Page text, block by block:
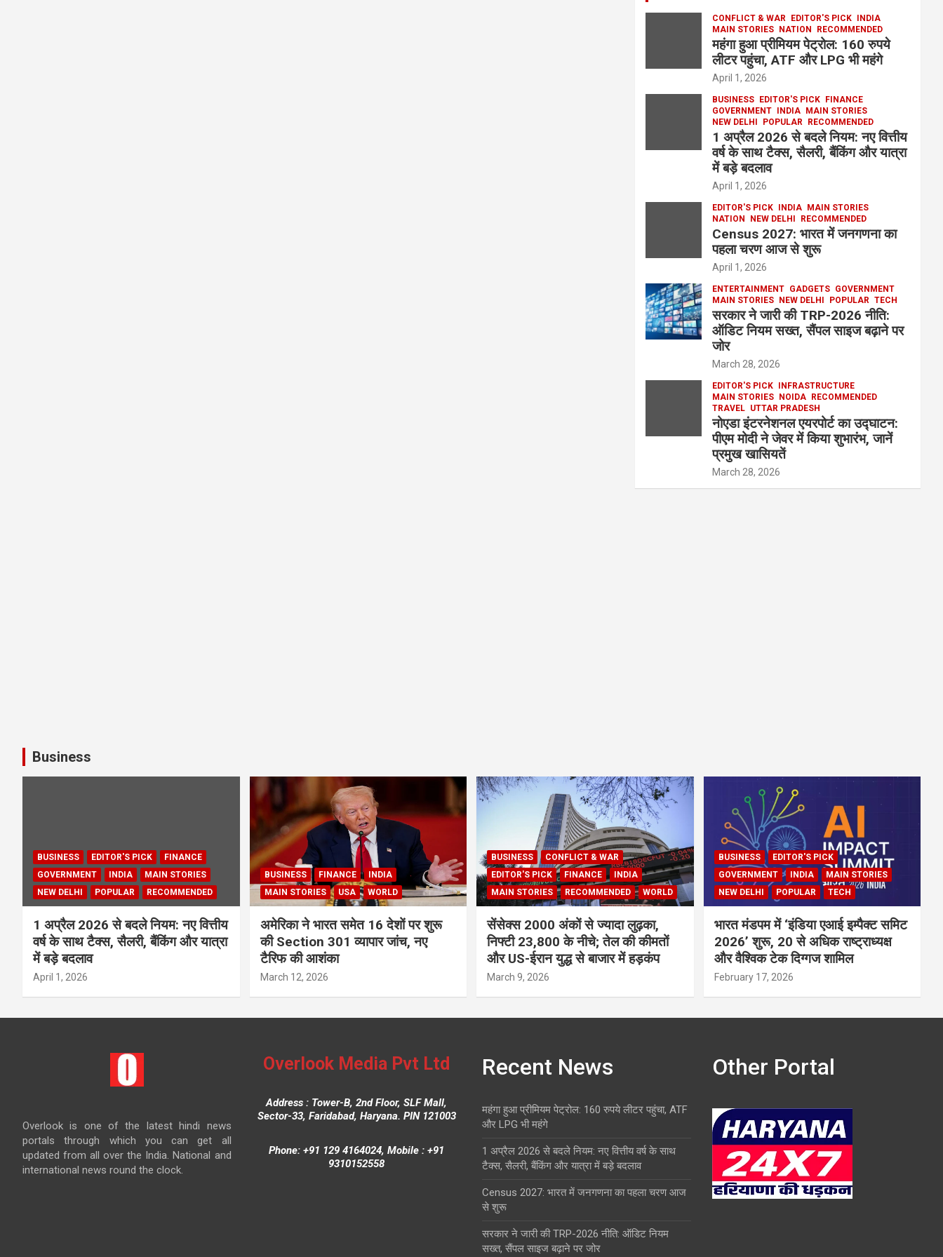
CONFLICT & WAR EDITOR'S PICK INDIA
MAIN STORIES NATION RECOMMENDED
महंगा हुआ प्रीमियम पेट्रोल: 160 रुपये
लीटर पहुंचा, ATF और LPG भी महंगे
April 1, 2026
BUSINESS EDITOR'S PICK FINANCE
GOVERNMENT INDIA MAIN STORIES
NEW DELHI
POPULAR RECOMMENDED
1 अप्रैल 2026 से बदले नियम: नए वित्तीय
वर्ष के साथ टैक्स, सैलरी, बैंकिंग और यात्रा
में बड़े बदलाव
April 1, 2026
EDITOR'S PICK INDIA MAIN STORIES
NATION
NEW DELHI RECOMMENDED
Census 2027: भारत में जनगणना का
पहला चरण आज से शुरू
April 1, 2026
ENTERTAINMENT GADGETS GOVERNMENT
MAIN STORIES NEW DELHI POPULAR TECH
सरकार ने जारी की TRP-2026 नीति:
ऑडिट नियम सख्त, सैंपल साइज बढ़ाने पर
जोर
March 28, 2026
EDITOR'S PICK INFRASTRUCTURE
MAIN STORIES NOIDA RECOMMENDED
TRAVEL UTTAR PRADESH
नोएडा इंटरनेशनल एयरपोर्ट का उद्घाटन:
पीएम मोदी ने जेवर में किया शुभारंभ, जानें
प्रमुख खासियतें
March 28, 2026
Business
BUSINESS EDITOR'S PICK
FINANCE
GOVERNMENT
INDIA
MAIN STORIES
NEW DELHI
POPULAR RECOMMENDED
1 अप्रैल 2026 से बदले नियम: नए वित्तीय
वर्ष के साथ टैक्स, सैलरी, बैंकिंग और यात्रा
में बड़े बदलाव
April 1, 2026
BUSINESS FINANCE
INDIA
MAIN STORIES
USA WORLD
अमेरिका ने भारत समेत 16 देशों पर शुरू
की Section 301 व्यापार जांच, नए
टैरिफ की आशंका
March 12, 2026
BUSINESS
CONFLICT & WAR
EDITOR'S PICK
FINANCE
INDIA
MAIN STORIES
RECOMMENDED WORLD
सेंसेक्स 2000 अंकों से ज्यादा लुढ़का,
निफ्टी 23,800 के नीचे; तेल की कीमतों
और US-ईरान युद्ध से बाजार में हड़कंप
March 9, 2026
BUSINESS
EDITOR'S PICK
GOVERNMENT
INDIA
MAIN STORIES
NEW DELHI
POPULAR TECH
भारत मंडपम में ‘इंडिया एआई इम्पैक्ट समिट
2026’ शुरू, 20 से अधिक राष्ट्राध्यक्ष
और वैश्विक टेक दिग्गज शामिल
February 17, 2026
Overlook is one of the latest hindi news
portals through which you can get all
updated from all over the India. National and
international news round the clock.
Overlook Media Pvt Ltd
Address : Tower-B, 2nd Floor, SLF Mall,
Sector-33, Faridabad, Haryana. PIN 121003
Phone: +91 129 4164024, Mobile : +91
9310152558
Recent News
महंगा हुआ प्रीमियम पेट्रोल: 160 रुपये लीटर पहुंचा, ATF
और LPG भी महंगे
1 अप्रैल 2026 से बदले नियम: नए वित्तीय वर्ष के साथ
टैक्स, सैलरी, बैंकिंग और यात्रा में बड़े बदलाव
Census 2027: भारत में जनगणना का पहला चरण आज
से शुरू
सरकार ने जारी की TRP-2026 नीति: ऑडिट नियम
सख्त, सैंपल साइज बढ़ाने पर जोर
Other Portal